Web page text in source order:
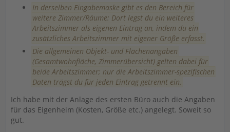
In derselben Eingabemaske gibt es den Bereich für
weitere Zimmer/Räume: Dort legst du ein weiteres
Arbeitszimmer als eigenen Eintrag an, indem du ein
zusätzliches Arbeitszimmer mit eigener Größe erfasst.
Die allgemeinen Objekt- und Flächenangaben
(Gesamtwohnfläche, Zimmerübersicht) gelten dabei für
beide Arbeitszimmer; nur die Arbeitszimmer-spezifischen
Daten trägst du für jeden Eintrag getrennt ein.
Ich habe mit der Anlage des ersten Büro auch die Angaben
für das Eigenheim (Kosten, Größe etc.) angelegt. Soweit so
gut.